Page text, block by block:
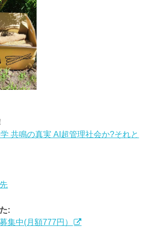
共鳴の真実 AI超管理社会か?それと
:
集中(月額777円）